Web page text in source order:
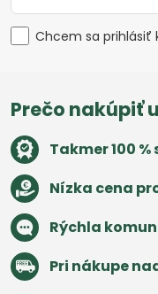
Chcem sa prihlásiť
Prečo nakúpiť
Takmer 100
Nízka cena
Rýchla
Pri nákupe